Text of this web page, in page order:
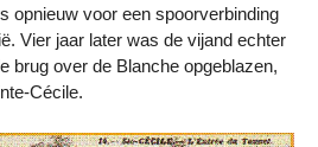
opnieuw voor een spoorverbinding
Vier jaar later was de vijand echter
brug over de Blanche opgeblazen,
Cécile.